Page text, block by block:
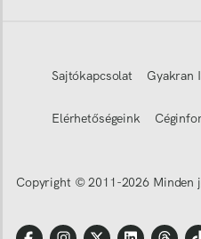
Sajtókapcsolat Gyakran
Elérhetőségeink
Copyright © 2011-2026 Minden